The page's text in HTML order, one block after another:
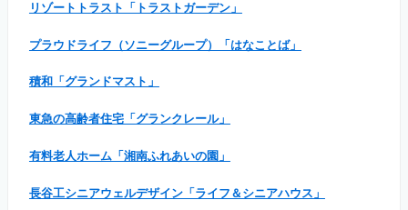
リゾートトラスト「トラストガーデン」
プラウドライフ（ソニーグループ）「はなことば」
積和「グランドマスト」
東急の高齢者住宅「グランクレール」
有料老人ホーム「湘南ふれあいの園」
長谷工シニアウェルデザイン「ライフ＆シニアハウス」